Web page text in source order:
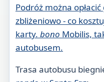
Podróż można
zbliżeniowo - co
karty. bono Mobilis,
autobusem.
Trasa autobusu